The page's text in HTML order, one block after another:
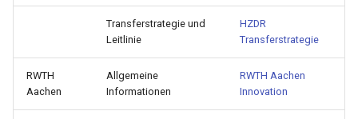
Transferstrategie und
Leitlinie
HZDR
Transferstrategie
RWTH
Aachen
Allgemeine
Informationen
RWTH Aachen
Innovation